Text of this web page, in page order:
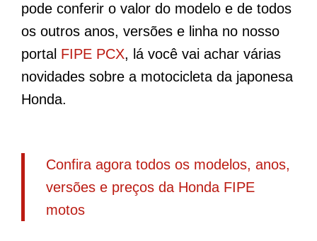
pode conferir o valor do modelo e de todos
os outros anos, versões e linha no nosso
portal FIPE PCX, lá você vai achar várias
novidades sobre a motocicleta da japonesa
Honda.
Confira agora todos os modelos, anos,
versões e preços da Honda FIPE
motos